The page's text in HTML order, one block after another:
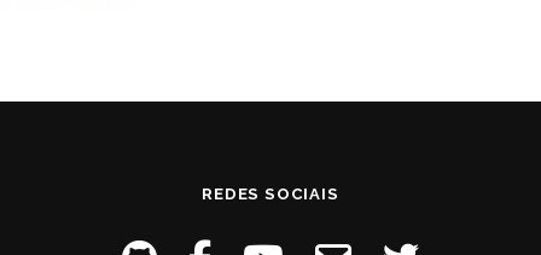
REDES SOCIAIS